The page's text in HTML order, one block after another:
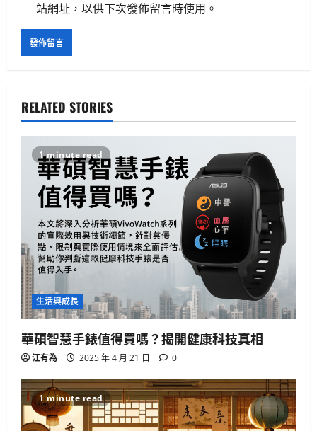
站網址，以供下次發佈留言時使用。
RELATED STORIES
1 minute read
生活與成長
華碩智慧手錶值得買嗎？揭開健康科技真相
江有為 2025 年 4 月 21 日 0
1 minute read